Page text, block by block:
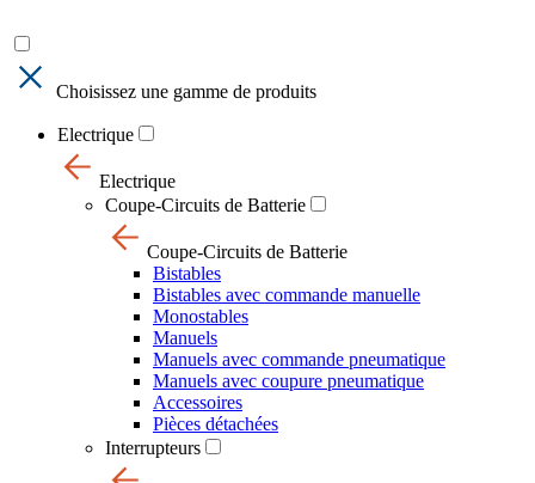
Choisissez une gamme de produits
Electrique
Electrique
Coupe-Circuits de Batterie
Coupe-Circuits de Batterie
Bistables
Bistables avec commande manuelle
Monostables
Manuels
Manuels avec commande pneumatique
Manuels avec coupure pneumatique
Accessoires
Pièces détachées
Interrupteurs